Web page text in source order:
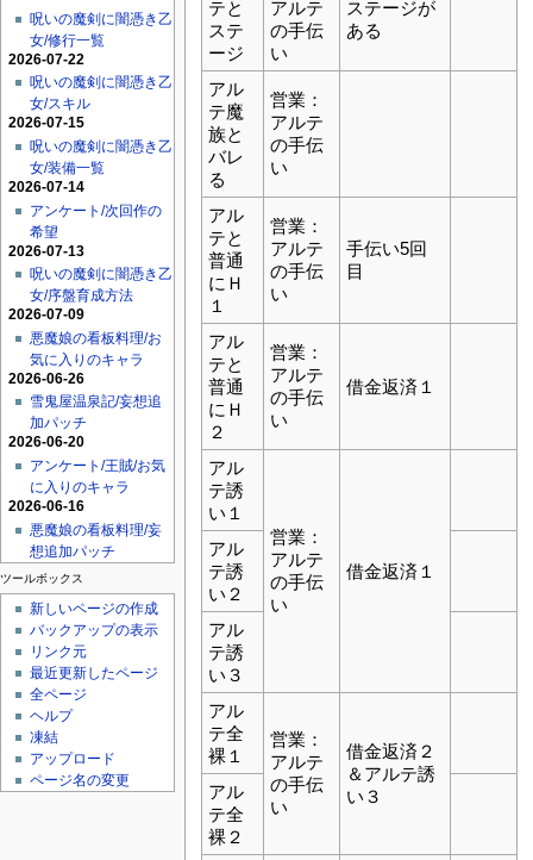
呪いの魔剣に闇憑き乙
女/修行一覧
2026-07-22
呪いの魔剣に闇憑き乙
女/スキル
2026-07-15
呪いの魔剣に闇憑き乙
女/装備一覧
2026-07-14
アンケート/次回作の
希望
2026-07-13
呪いの魔剣に闇憑き乙
女/序盤育成方法
2026-07-09
悪魔娘の看板料理/お
気に入りのキャラ
2026-06-26
雪鬼屋温泉記/妄想追
加パッチ
2026-06-20
アンケート/王賊/お気
に入りのキャラ
2026-06-16
悪魔娘の看板料理/妄
想追加パッチ
ツールボックス
新しいページの作成
バックアップの表示
リンク元
最近更新したページ
全ページ
ヘルプ
凍結
アップロード
ページ名の変更
テと
ステ
ージ
アルテ
の手伝
い
ステージが
ある
アル
テ魔
族と
バレ
る
営業：
アルテ
の手伝
い
アル
テと
普通
にＨ
１
営業：
アルテ
の手伝
い
手伝い5回
目
アル
テと
普通
にＨ
２
営業：
アルテ
の手伝
い
借金返済１
アル
テ誘
い１
営業：
アルテ
の手伝
い
借金返済１
アル
テ誘
い２
アル
テ誘
い３
アル
テ全
裸１
営業：
アルテ
の手伝
い
借金返済２
＆アルテ誘
い３
アル
テ全
裸２